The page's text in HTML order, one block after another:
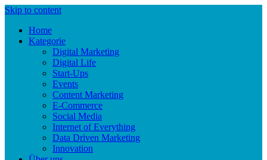
Skip to content
Home
Kategorie
Digital Marketing
Digital Life
Start-Ups
Events
Content Marketing
E-Commerce
Social Media
Internet of Everything
Data Driven Marketing
Innovation